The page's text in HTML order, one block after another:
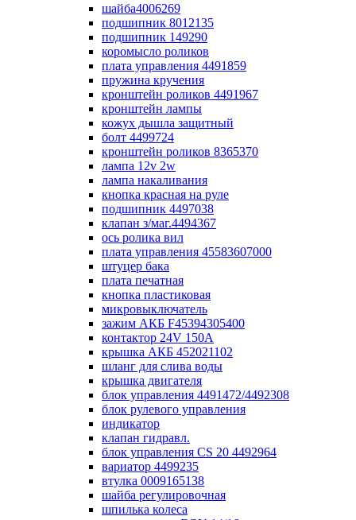
шайба4006269
подшипник 8012135
подшипник 149290
коромысло роликов
плата управления 4491859
пружина кручения
кронштейн роликов 4491967
кронштейн лампы
кожух дышла защитный
болт 4499724
кронштейн роликов 8365370
лампа 12v 2w
лампа накаливания
кнопка красная на руле
подшипник 4497038
клапан з/маг.4494367
ось ролика вил
плата управления 45583607000
штуцер бака
плата печатная
кнопка пластиковая
микровыключатель
зажим АКБ F45394305400
контактор 24V 150A
крышка АКБ 452021102
шланг для слива воды
крышка двигателя
блок управления 4491472/4492308
блок рулевого управления
индикатор
клапан гидравл.
блок управления СS 20 4492964
вариатор 4499235
втулка 0009165138
шайба регулировочная
шпилька колеса